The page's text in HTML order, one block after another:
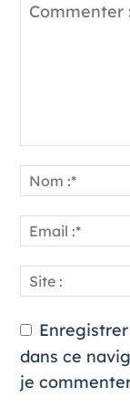
dans ce
je